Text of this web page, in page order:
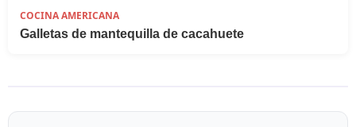
COCINA AMERICANA
Galletas de mantequilla de cacahuete